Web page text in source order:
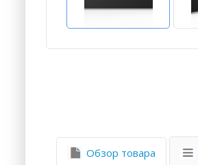
Обзор товара